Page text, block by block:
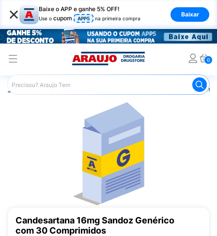
× Baixe o APP e ganhe 5% OFF!
Use o cupom APP5 na primeira compra
Baixar
0
Araujo Medicamentos
Candesartana 16mg Sandoz Genérico
com 30 Comprimidos